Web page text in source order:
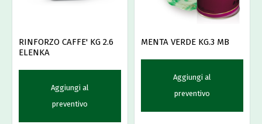
RINFORZO CAFFE' KG 2.6
ELENKA
Aggiungi al
preventivo
MENTA VERDE KG.3 MB
Aggiungi al
preventivo